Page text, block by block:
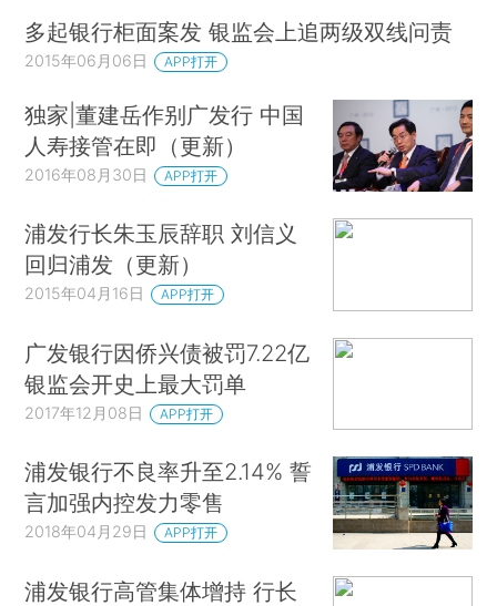
多起银行柜面案发 银监会上追两级双线问责
2015年06月06日 APP打开
独家|董建岳作别广发行 中国
人寿接管在即（更新）
2016年08月30日 APP打开
浦发行长朱玉辰辞职 刘信义
回归浦发（更新）
2015年04月16日 APP打开
广发银行因侨兴债被罚7.22亿
银监会开史上最大罚单
2017年12月08日 APP打开
浦发银行不良率升至2.14% 誓
言加强内控发力零售
2018年04月29日 APP打开
浦发银行高管集体增持 行长